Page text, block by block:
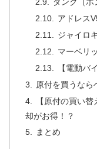
ダンク（ホ
アドレス
ジャイロ
マーベリ
【電動バ
原付を買うなら
【原付の買い
却がお得！？
まとめ